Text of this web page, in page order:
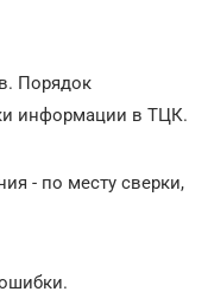
Порядок
информации в ТЦК.
- по месту сверки,